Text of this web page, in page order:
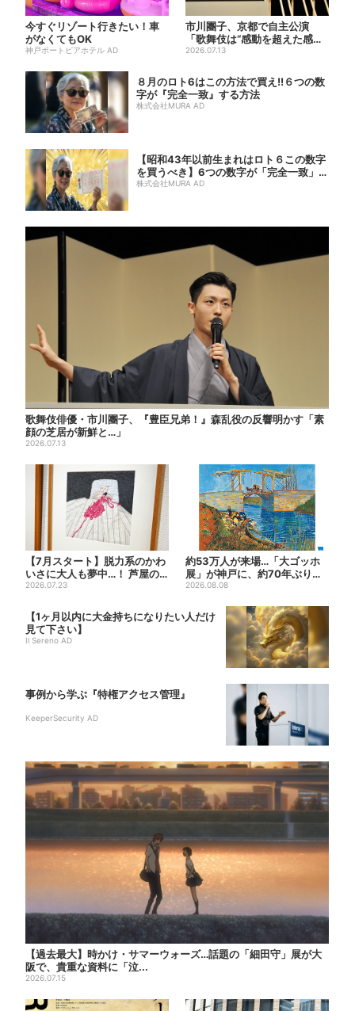
今すぐリゾート行きたい！車
がなくてもOK
神戸ポートピアホテル AD
市川團子、京都で自主公演
「歌舞伎は“感動を超えた感
動”がある」戦友・市川染五郎
2026.07.13
８月のロト6はこの方法で買え!!６つの数
字が『完全一致』する方法
株式会社MURA AD
【昭和43年以前生まれはロト６この数字
を買うべき】6つの数字が「完全一致」す
る方...
株式会社MURA AD
歌舞伎俳優・市川團子、『豊臣兄弟！』森乱役の反響明かす「素
顔の芝居が新鮮と…」
2026.07.13
【7月スタート】脱力系のかわ
いさに大人も夢中…！ 芦屋の
美術館で「チェコ絵本」展...
2026.07.23
約53万人が来場…「大ゴッホ
展」が神戸に、約70年ぶり
『アルルの跳ね橋』来日！お...
2026.08.08
【1ヶ月以内に大金持ちになりたい人だけ
見て下さい】
Il Sereno AD
事例から学ぶ『特権アクセス管理』
KeeperSecurity AD
【過去最大】時かけ・サマーウォーズ…話題の「細田守」展が大
阪で、貴重な資料に「泣...
2026.07.15